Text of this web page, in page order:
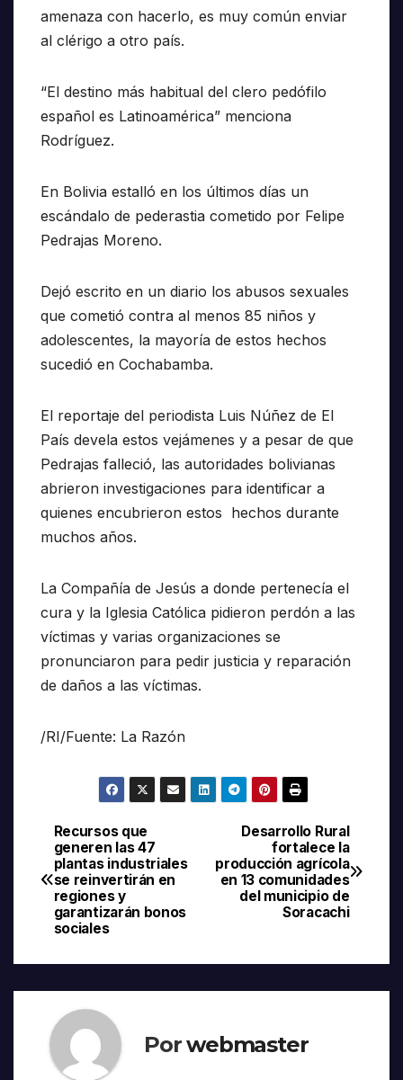
amenaza con hacerlo, es muy común enviar
al clérigo a otro país.
“El destino más habitual del clero pedófilo
español es Latinoamérica” menciona
Rodríguez.
En Bolivia estalló en los últimos días un
escándalo de pederastia cometido por Felipe
Pedrajas Moreno.
Dejó escrito en un diario los abusos sexuales
que cometió contra al menos 85 niños y
adolescentes, la mayoría de estos hechos
sucedió en Cochabamba.
El reportaje del periodista Luis Núñez de El
País devela estos vejámenes y a pesar de que
Pedrajas falleció, las autoridades bolivianas
abrieron investigaciones para identificar a
quienes encubrieron estos hechos durante
muchos años.
La Compañía de Jesús a donde pertenecía el
cura y la Iglesia Católica pidieron perdón a las
víctimas y varias organizaciones se
pronunciaron para pedir justicia y reparación
de daños a las víctimas.
/RI/Fuente: La Razón
Navegación
de
entradas
Desarrollo Rural
fortalece la
producción agrícola
en 13 comunidades
del municipio de
Soracachi
Recursos que
generen las 47
plantas industriales
se reinvertirán en
regiones y
garantizarán bonos
sociales
Porwebmaster